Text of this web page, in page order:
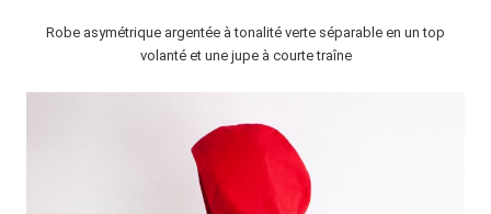
Robe asymétrique argentée à tonalité verte séparable en un top
volanté et une jupe à courte traîne